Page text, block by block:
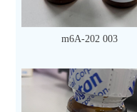
m6A-202 003